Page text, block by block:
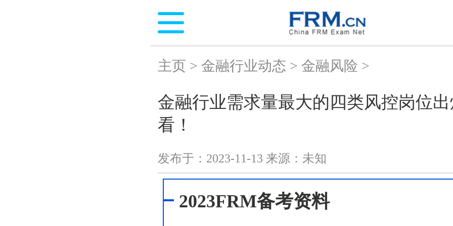
主页 > 金融行业动态 > 金融风险 >
金融行业需求量最大的四类风控岗位
看！
发布于： 2023-11-13 来源： 未知
2023FRM备考资料